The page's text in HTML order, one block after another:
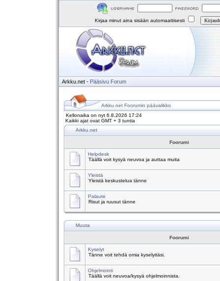
Kirjaa minut aina sisään automaattisesti
Arkku.net - Pääsivu Forum
Arkku.net Foorumin päävalikko
Kellonaika on nyt 6.8.2026 17:24
Kaikki ajat ovat GMT + 3 tuntia
Arkku.net
Foorumi
Helpdesk
Täällä voit kysyä neuvoa ja auttaa muita
Yleistä
Yleistä keskustelua tänne
Palaute
Risut ja ruusut tänne
Muuta
Foorumi
Kyselyt
Tänne voit tehdä omia kyselyitäsi.
Ohjelmointi
Täällä voit neuvoa/kysyä ohjelmoinnista.